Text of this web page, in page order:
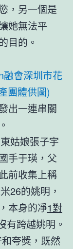
，另一個是
她無法平
目的。
融會深圳市花
團體供圖)
出一連串關
姑娘張子宇
手于瑛，父
前收集上稱
26的姚明，
本身的凈1對
有跨越姚明。
夸獎，既然